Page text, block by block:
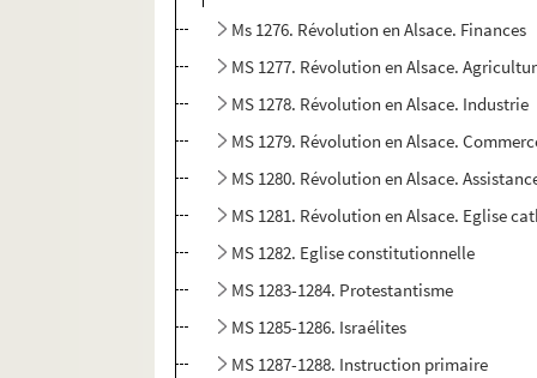
Ms 1276. Révolution en Alsace. Finances
MS 1277. Révolution en Alsace.
MS 1278. Révolution en Alsace. Industrie
MS 1279. Révolution en Alsace.
MS 1280. Révolution en Alsace.
MS 1281. Révolution en Alsace. Eglise
MS 1282. Eglise constitutionnelle
MS 1283-1284. Protestantisme
MS 1285-1286. Israélites
MS 1287-1288. Instruction primaire